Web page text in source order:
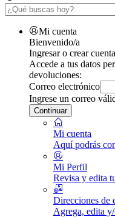
Mi cuenta
Bienvenido/a
Ingresar o crear cuenta
Accede a tus datos
devoluciones:
Correo electrónico
Ingrese un correo
Continuar
Mi cuenta
Aquí podrás
Mi Perfil
Revisa y edita
Direcciones de
Agrega, edita